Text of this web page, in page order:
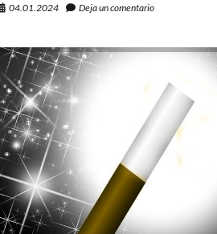
04.01.2024 Deja un comentario